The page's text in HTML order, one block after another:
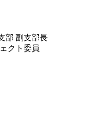
部 副⽀部⻑
クト委員